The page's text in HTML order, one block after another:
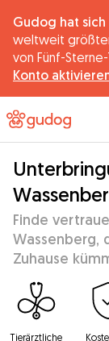
Gudog hat sich
weltweit
von Fünf-
Konto
Finde
Wassenberg,
Zuhause
Tierärztliche